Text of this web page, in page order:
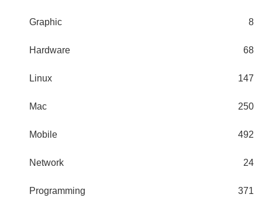
Graphic 8
Hardware 68
Linux 147
Mac 250
Mobile 492
Network 24
Programming 371